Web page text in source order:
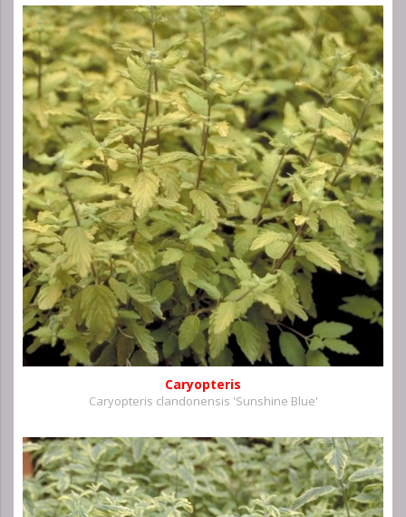
Caryopteris
Caryopteris clandonensis 'Sunshine Blue'